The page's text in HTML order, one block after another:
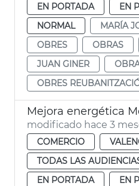
EN PORTADA
EN
NORMAL
MARÍA
OBRES
OBRAS
JUAN GINER
OBRES
modificado hace 3
COMERCIO
TODAS LAS
EN PORTADA
EN